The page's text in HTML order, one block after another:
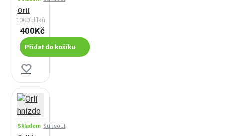
Orli
1000 dílků
400Kč
Přidat do košíku
Skladem Sunsout